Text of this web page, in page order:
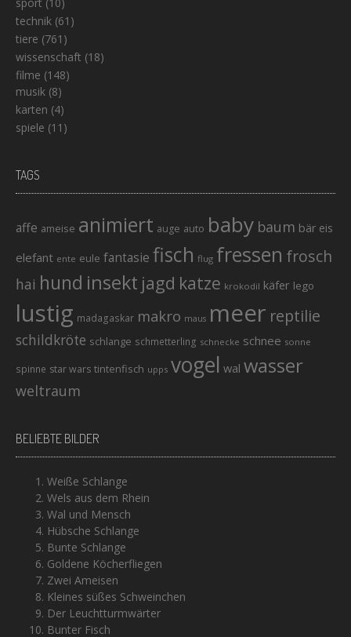
technik (61)
tiere (761)
wissenschaft (18)
filme (148)
musik (8)
karten (4)
spiele (11)
TAGS
affe ameise animiert auge auto baby baum bär eis
elefant ente eule fantasie fisch flug fressen frosch
hai hund insekt jagd katze krokodil käfer lego
lustig madagaskar makro maus meer reptilie
schildkröte schlange schmetterling schnecke schnee sonne
spinne star wars tintenfisch upps vogel wal wasser
weltraum
BELIEBTE BILDER
Weiße Schlange
Wels aus dem Rhein
Wal und Mensch
Hübsche Schlange
Bunte Schlange
Goldene Köcherfliegen
Zwei Ameisen
Kleines süßes Schweinchen
Der Leuchtturmwärter
Bunter Fisch